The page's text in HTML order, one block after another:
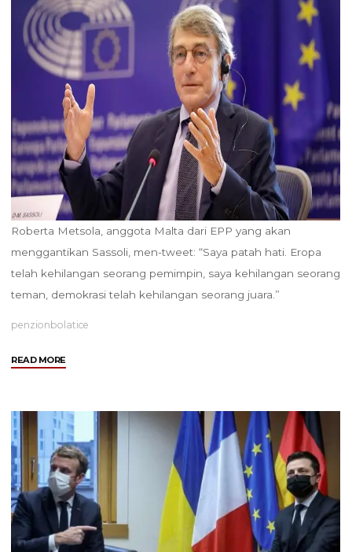
Roberta Metsola, anggota Malta dari EPP yang akan
menggantikan Sassoli, men-tweet: “Saya patah hati. Eropa
telah kehilangan seorang pemimpin, saya kehilangan seorang
teman, demokrasi telah kehilangan seorang juara.”
penzionbolatice
READ MORE"Presiden
Meninggal
Pada
Usia
65
tahun"